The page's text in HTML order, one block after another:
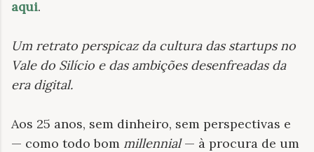
aqui.
Um retrato perspicaz da cultura das startups no
Vale do Silício e das ambições desenfreadas da
era digital.
Aos 25 anos, sem dinheiro, sem perspectivas e
— como todo bom millennial— à procura de um